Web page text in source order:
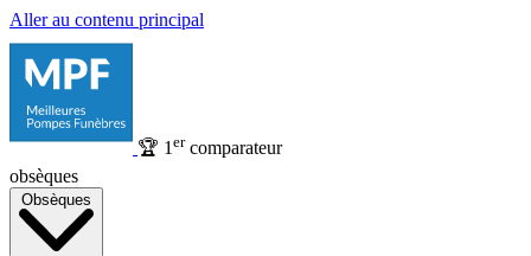
Aller au contenu principal
🏆 1 ercomparateur
obsèques
Obsèques